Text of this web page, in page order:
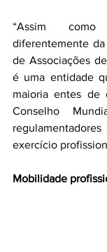
“Assim
diferentemente
de Associações
é uma entidade
maioria entes de
Conselho
exercício
Mobilidade